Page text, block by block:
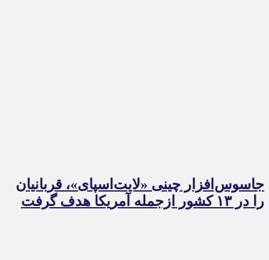
جاسوس‌افزار چینی «لایت‌اسپای»، قربانیان
را در ۱۳ کشور ازجمله آمریکا هدف گرفت